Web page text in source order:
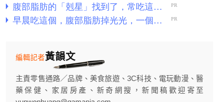
黃韻文
編輯記者
主責零售通路／品牌、美食旅遊、3C科技、電玩動漫、醫
藥保健、家居房產、新奇網搜，新聞稿歡迎寄至